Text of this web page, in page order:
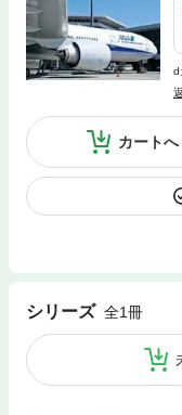
d
カートへ
シリーズ 全1冊